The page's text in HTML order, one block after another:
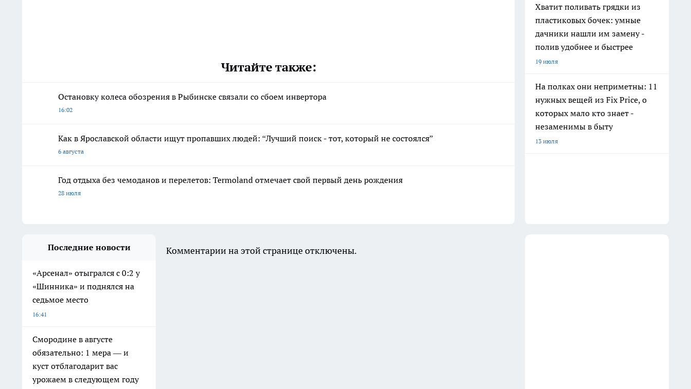
Читайте также:
Остановку колеса обозрения в Рыбинске связали со сбоем инвертора
16:02
Как в Ярославской области ищут пропавших людей: “Лучший поиск - тот, который не состоялся”
6 августа
Год отдыха без чемоданов и перелетов: Termoland отмечает свой первый день рождения
28 июля
Хватит поливать грядки из
пластиковых бочек: умные
дачники нашли им замену -
полив удобнее и быстрее
19 июля
На полках они неприметны: 11
нужных вещей из Fix Price, о
которых мало кто знает -
незаменимы в быту
13 июля
Последние новости
«Арсенал» отыгрался с 0:2 у
«Шинника» и поднялся на
седьмое место
16:41
Смородине в августе
обязательно: 1 мера — и
куст отблагодарит вас
урожаем в следующем году
Комментарии на этой странице отключены.